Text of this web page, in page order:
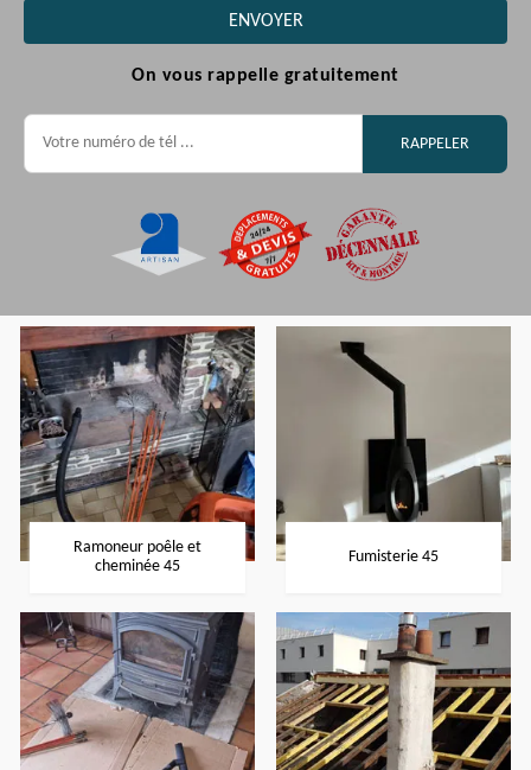
On vous rappelle gratuitement
Ramoneur poêle et
cheminée 45
Fumisterie 45